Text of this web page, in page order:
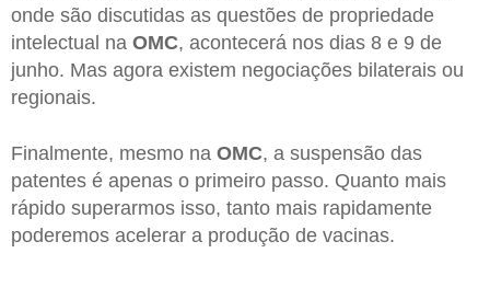
onde são discutidas as questões de propriedade
intelectual na OMC, acontecerá nos dias 8 e 9 de
junho. Mas agora existem negociações bilaterais ou
regionais.
Finalmente, mesmo na OMC, a suspensão das
patentes é apenas o primeiro passo. Quanto mais
rápido superarmos isso, tanto mais rapidamente
poderemos acelerar a produção de vacinas.